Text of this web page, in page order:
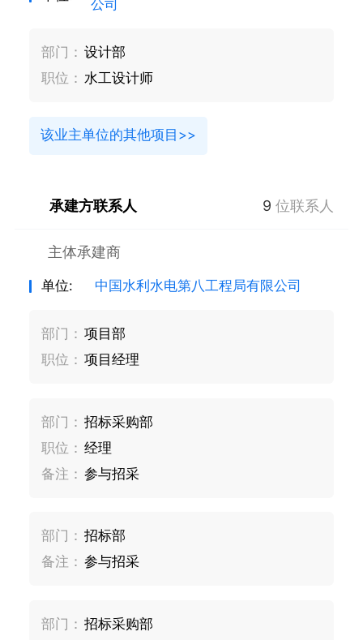
公司
部门： 设计部
职位： 水工设计师
该业主单位的其他项目>>
承建方联系人 9 位联系人
主体承建商
单位: 中国水利水电第八工程局有限公司
部门： 项目部
职位： 项目经理
部门： 招标采购部
职位： 经理
备注： 参与招采
部门： 招标部
备注： 参与招采
部门： 招标采购部